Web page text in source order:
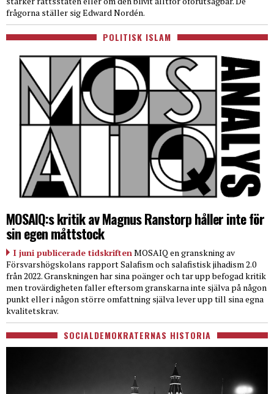
frågorna ställer sig Edward Nordén.
POLITISK ISLAM
MOSAIQ:s kritik av Magnus Ranstorp håller inte för
sin egen måttstock
I juni publicerade tidskriften MOSAIQ en granskning av
Försvarshögskolans rapport Salafism och salafistisk jihadism 2.0
från 2022. Granskningen har sina poänger och tar upp befogad kritik
men trovärdigheten faller eftersom granskarna inte själva på någon
punkt eller i någon större omfattning själva lever upp till sina egna
kvalitetskrav.
SOCIALDEMOKRATERNAS HISTORIA